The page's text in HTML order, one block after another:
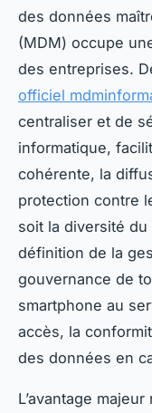
des données
(MDM) occupe
des entreprises.
officiel
centraliser et de
informatique,
cohérente, la
protection contre
soit la diversité du
définition de la
gouvernance de
smartphone au
accès, la
des données en
L’avantage